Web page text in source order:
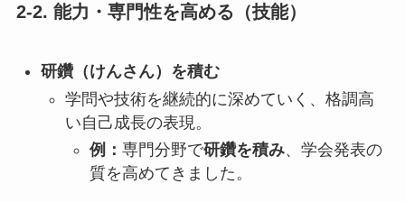
2-2. 能力・専門性を高める（技能）
研鑽（けんさん）を積む
学問や技術を継続的に深めていく、格調高
い自己成長の表現。
例： 専門分野で研鑽を積み、学会発表の
質を高めてきました。